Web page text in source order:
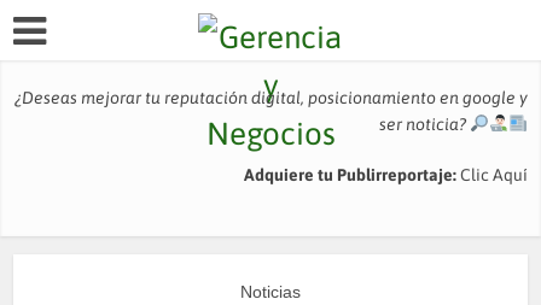
¿Deseas mejorar tu reputación digital, posicionamiento en google y
ser noticia?
Adquiere tu Publirreportaje:Clic Aquí
Noticias